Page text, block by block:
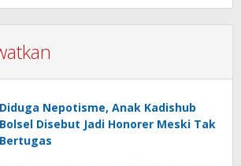
Diduga Nepotisme, Anak Kadishub
Bolsel Disebut Jadi Honorer Meski Tak
Bertugas